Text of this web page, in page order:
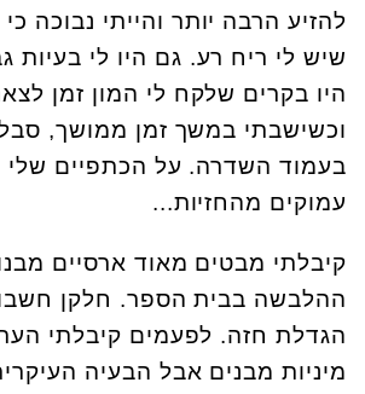
להזיע הרבה יותר והייתי נבוכה
שיש לי ריח רע. גם היו לי בעיות
היו בקרים שלקח לי המון זמן
וכשישבתי במשך זמן ממושך,
בעמוד השדרה. על הכתפיים שלי
עמוקים מהחזיות...
קיבלתי מבטים מאוד ארסיים
ההלבשה בבית הספר. חלקן
הגדלת חזה. לפעמים קיבלתי
מיניות מבנים אבל הבעיה